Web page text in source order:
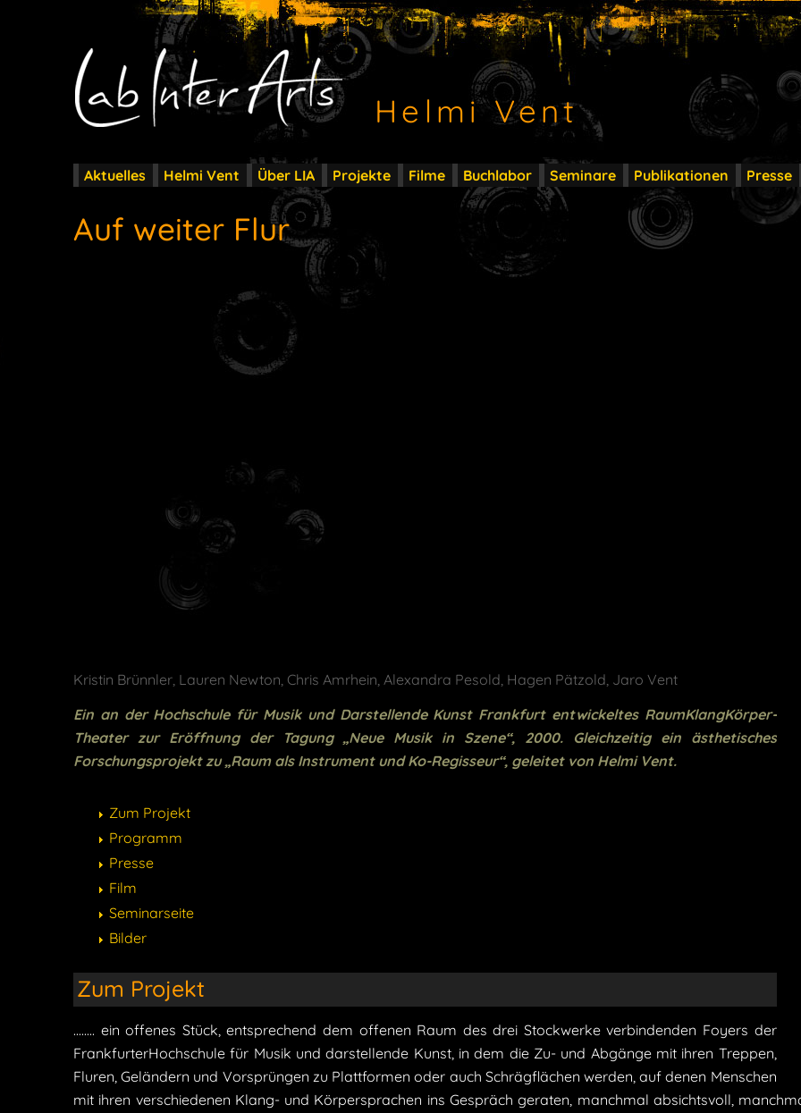
Helmi Vent
Aktuelles Helmi Vent Über LIA Projekte Filme Buchlabor Seminare Publikationen Presse
Auf weiter Flur
Kristin Brünnler, Lauren Newton, Chris Amrhein, Alexandra Pesold, Hagen Pätzold, Jaro Vent
Ein an der Hochschule für Musik und Darstellende Kunst Frankfurt entwickeltes RaumKlangKörper-
Theater zur Eröffnung der Tagung „Neue Musik in Szene“, 2000. Gleichzeitig ein ästhetisches
Forschungsprojekt zu „Raum als Instrument und Ko-Regisseur“, geleitet von Helmi Vent.
Zum Projekt
Programm
Presse
Film
Seminarseite
Bilder
Zum Projekt
........ ein offenes Stück, entsprechend dem offenen Raum des drei Stockwerke verbindenden Foyers der
FrankfurterHochschule für Musik und darstellende Kunst, in dem die Zu- und Abgänge mit ihren Treppen,
Fluren, Geländern und Vorsprüngen zu Plattformen oder auch Schrägflächen werden, auf denen Menschen
mit ihren verschiedenen Klang- und Körpersprachen ins Gespräch geraten, manchmal absichtsvoll,